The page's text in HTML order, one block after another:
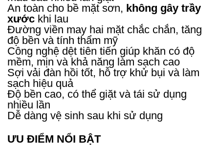
An toàn cho bề mặt sơn, không gây trầy
xước khi lau
Đường viền may hai mặt chắc chắn, tăng
độ bền và tính thẩm mỹ
Công nghệ dệt tiên tiến giúp khăn có độ
mềm, mịn và khả năng làm sạch cao
Sợi vải đàn hồi tốt, hỗ trợ khử bụi và làm
sạch hiệu quả
Độ bền cao, có thể giặt và tái sử dụng
nhiều lần
Dễ dàng vệ sinh sau khi sử dụng
ƯU ĐIỂM NỔI BẬT